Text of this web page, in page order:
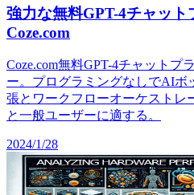
強力な無料GPT-4チャット
Coze.com
Coze.com無料GPT-4チャットプ
ー。プログラミングなしでAIボ
張とワークフローオーケストレ
と一般ユーザーに適する。
2024/1/28